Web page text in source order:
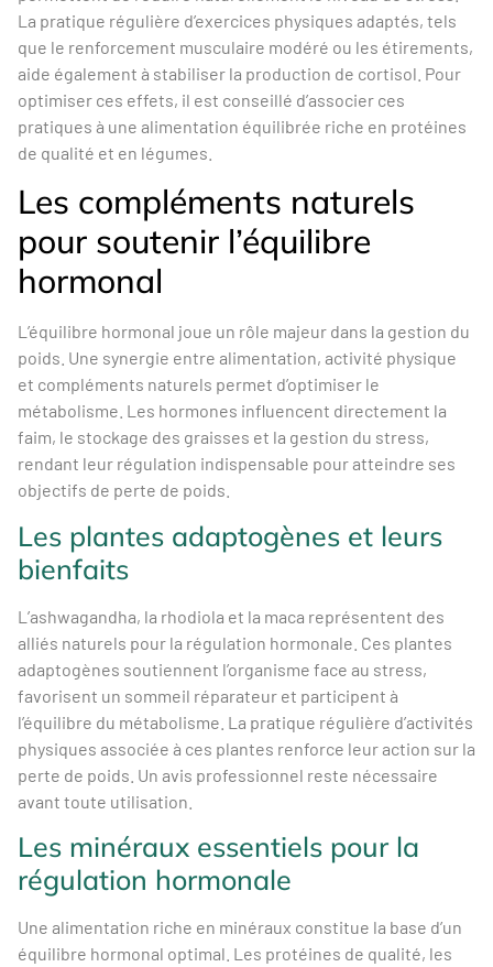
La pratique régulière d’exercices physiques adaptés, tels
que le renforcement musculaire modéré ou les étirements,
aide également à stabiliser la production de cortisol. Pour
optimiser ces effets, il est conseillé d’associer ces
pratiques à une alimentation équilibrée riche en protéines
de qualité et en légumes.
Les compléments naturels
pour soutenir l’équilibre
hormonal
L’équilibre hormonal joue un rôle majeur dans la gestion du
poids. Une synergie entre alimentation, activité physique
et compléments naturels permet d’optimiser le
métabolisme. Les hormones influencent directement la
faim, le stockage des graisses et la gestion du stress,
rendant leur régulation indispensable pour atteindre ses
objectifs de perte de poids.
Les plantes adaptogènes et leurs
bienfaits
L’ashwagandha, la rhodiola et la maca représentent des
alliés naturels pour la régulation hormonale. Ces plantes
adaptogènes soutiennent l’organisme face au stress,
favorisent un sommeil réparateur et participent à
l’équilibre du métabolisme. La pratique régulière d’activités
physiques associée à ces plantes renforce leur action sur la
perte de poids. Un avis professionnel reste nécessaire
avant toute utilisation.
Les minéraux essentiels pour la
régulation hormonale
Une alimentation riche en minéraux constitue la base d’un
équilibre hormonal optimal. Les protéines de qualité, les